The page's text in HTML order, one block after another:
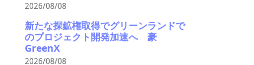
2026/08/08
新たな探鉱権取得でグリーンランドで
のプロジェクト開発加速へ 豪
GreenX
2026/08/08